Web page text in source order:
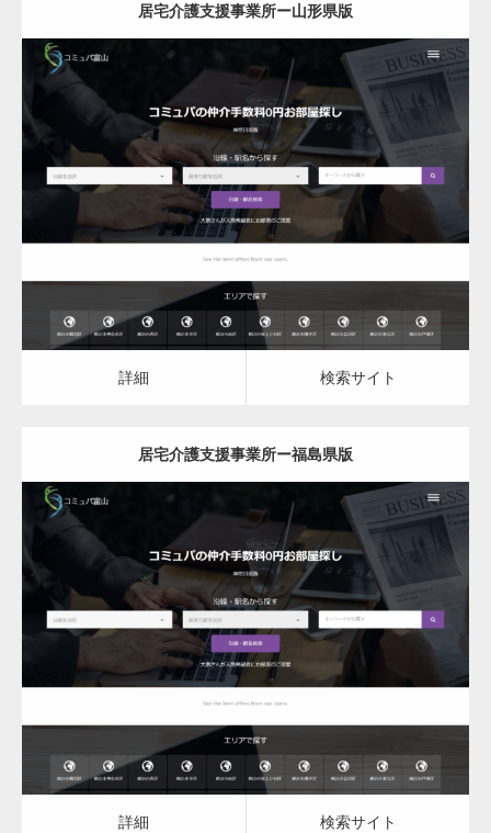
居宅介護支援事業所ー山形県版
更新日： 2023.07.18
居宅介護支援事業所 居宅介護支援事業所
詳細 検索サイト
詳細 検索サイト
居宅介護支援事業所ー福島県版
更新日： 2023.07.18
居宅介護支援事業所 居宅介護支援事業所
詳細 検索サイト
詳細 検索サイト
変幻自在、あらゆる業種に対応可能な新しい
カスタム投稿タイプ実…
一般社団法人高齢者支援協会がコミュパ.com
通常投稿
Hello world!